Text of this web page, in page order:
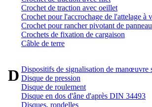
Crochet de traction avec oeillet
Crochet pour l'accrochage de l'attelage à
Crochet pour rancher pivotant de
Crochets de fixation de cargaison
Câble de terre
DDispositifs de signalisation de manœuvre
Disque de pression
Disque de roulement
Disque en dos d'âne d'après DIN 34493
Disques, rondelles